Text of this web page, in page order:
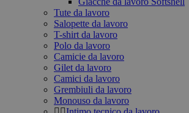
Tute da lavoro
Salopette da lavoro
T-shirt da lavoro
Polo da lavoro
Camicie da lavoro
Gilet da lavoro
Camici da lavoro
Grembiuli da lavoro
Monouso da lavoro